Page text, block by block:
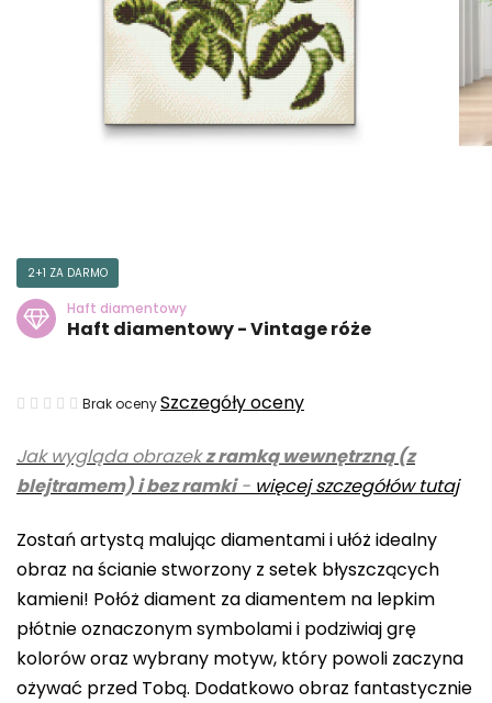
Jak wygląda obrazekz ramką wewnętrzną (z
blejtramem) i bez ramki- więcej szczegółów tutaj
Zostań artystą malując diamentami i ułóż idealny
obraz na ścianie stworzony z setek błyszczących
kamieni! Połóż diament za diamentem na lepkim
płótnie oznaczonym symbolami i podziwiaj grę
kolorów oraz wybrany motyw, który powoli zaczyna
ożywać przed Tobą. Dodatkowo obraz fantastycznie
2+1 ZA DARMO
Haft diamentowy
Haft diamentowy - Vintage róże
Średnia
produktu
wynosi
na
5
gwiazdek.
Brak ocenySzczegóły oceny